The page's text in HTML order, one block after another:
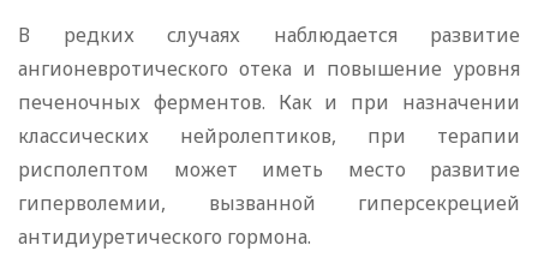
В редких случаях наблюдается развитие
ангионевротического отека и повышение уровня
печеночных ферментов. Как и при назначении
классических нейролептиков, при терапии
рисполептом может иметь место развитие
гиперволемии, вызванной гиперсекрецией
антидиуретического гормона.